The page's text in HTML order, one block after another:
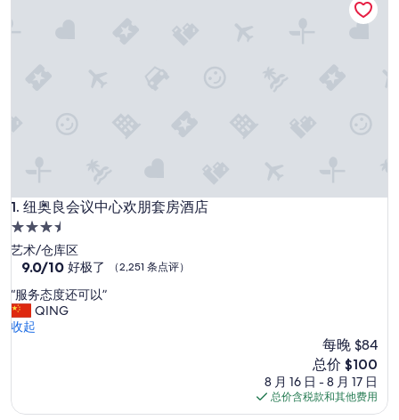
1. 纽奥良会议中心欢朋套房酒店
纽奥良会议中心欢朋套房酒店
3.5
星
住
宿
艺术/仓库区
9.0
总
10，
9.0/10 好极了 （2,251 条点评）
“
服
务
以
“服务态度还可以”
QING
收起
每晚 $84
新
价
格
$100
总价 $100
8 月 16 日 - 8 月 17 日
总价含税款和其他费用